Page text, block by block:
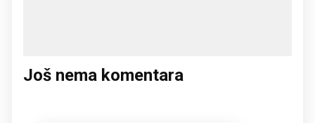
Još nema komentara